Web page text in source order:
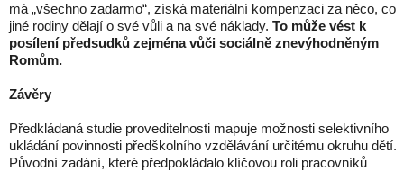
má „všechno zadarmo“, získá materiální kompenzaci za něco, co
jiné rodiny dělají o své vůli a na své náklady. To může vést k
posílení předsudků zejména vůči sociálně znevýhodněným
Romům.
Závěry
Předkládaná studie proveditelnosti mapuje možnosti selektivního
ukládání povinnosti předškolního vzdělávání určitému okruhu dětí.
Původní zadání, které předpokládalo klíčovou roli pracovníků